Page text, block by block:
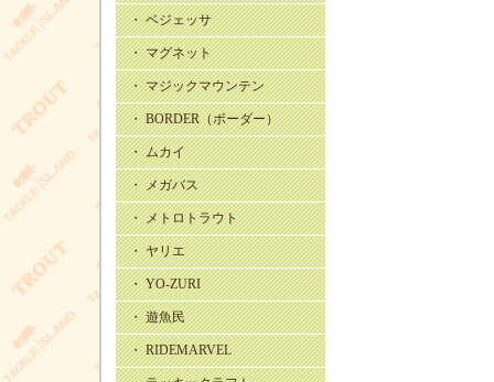
・ ベジェッサ
・ マグネット
・ マジックマウンテン
・ BORDER（ボーダー）
・ ムカイ
・ メガバス
・ メトロトラウト
・ ヤリエ
・ YO-ZURI
・ 遊魚民
・ RIDEMARVEL